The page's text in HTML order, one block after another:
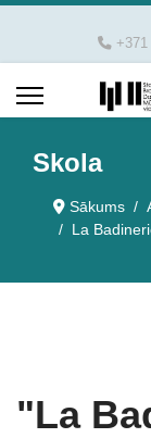
Skola
Sākums
La
"La